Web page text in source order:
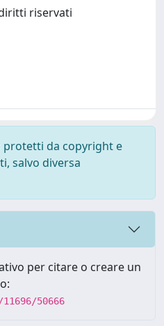
riservati
protetti da copyright e
salvo diversa
per citare o creare un
50666